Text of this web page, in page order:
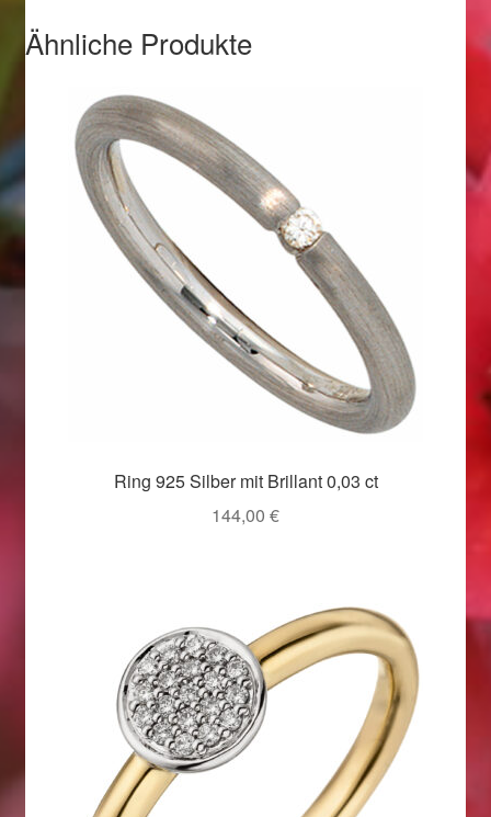
Valentinstag 2016
Valentinstag Geschenke
Vertrag widerrufen
Warenkorb
Weihnachtsangebote 2015
Weihnachtsangebote 2016
Weihnachtsangebote 2019
Weihnachtsangebote 2021
Widerrufsrecht
Woocommerce Predictive Search
Ähnliche Produkte
Ring 925 Silber mit Brillant 0,03 ct
144,00 €